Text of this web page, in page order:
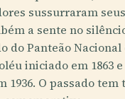
sussurraram
a sente no
do Panteão
iniciado em 1863
1936. O passado